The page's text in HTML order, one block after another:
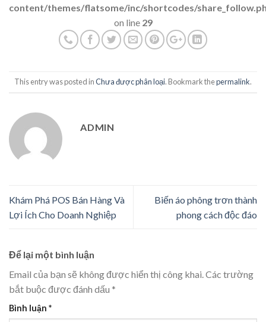
content/themes/flatsome/inc/shortcodes/
on line 29
This entry was posted inChưa được phân loại. Bookmark thepermalink.
ADMIN
Khám Phá POS Bán Hàng Và
Lợi Ích Cho Doanh Nghiệp
Biến áo phông trơn thành
phong cách độc đáo
Để lại một bình luận
Email của bạn sẽ không được hiển thị công khai.Các trường
bắt buộc được đánh dấu *
Bình luận *